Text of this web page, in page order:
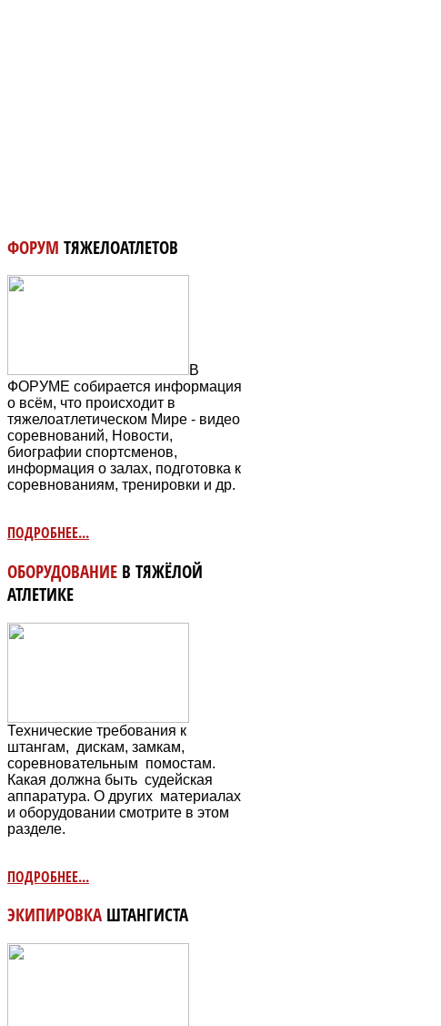
ФОРУМ ТЯЖЕЛОАТЛЕТОВ
В
ФОРУМЕ собирается информация
о всём, что происходит в
тяжелоатлетическом Мире - видео
соревнований, Новости,
биографии спортсменов,
информация о залах, подготовка к
соревнованиям, тренировки и др.
ПОДРОБНЕЕ...
ОБОРУДОВАНИЕ В ТЯЖЁЛОЙ
АТЛЕТИКЕ
Технические требования к
штангам, дискам, замкам,
соревновательным помостам.
Какая должна быть судейская
аппаратура. О других материалах
и оборудовании смотрите в этом
разделе.
ПОДРОБНЕЕ...
ЭКИПИРОВКА ШТАНГИСТА